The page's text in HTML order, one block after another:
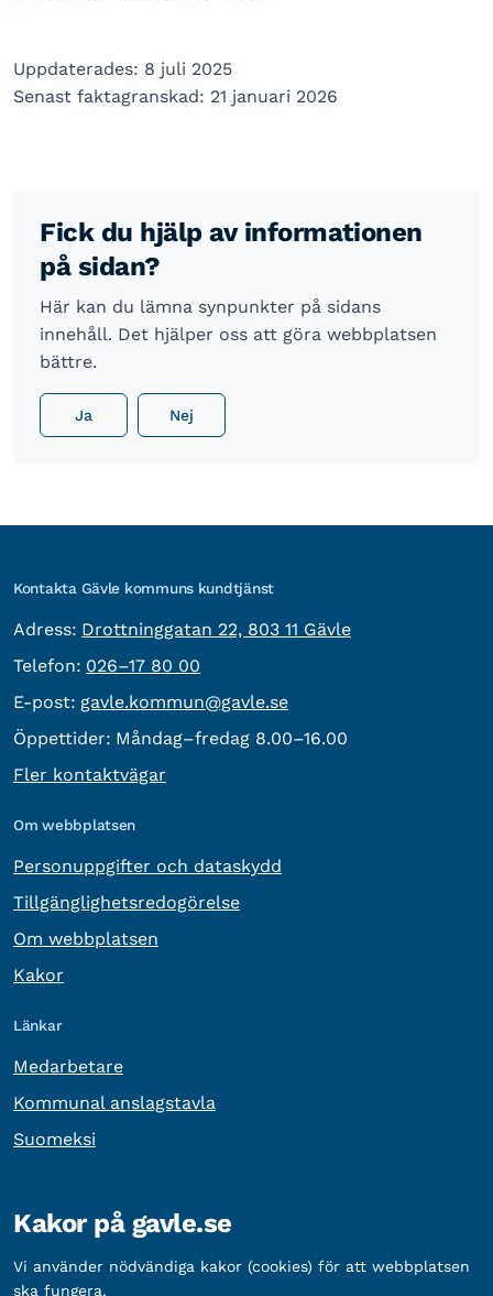
Uppdaterades: 8 juli 2025
Senast faktagranskad: 21 januari 2026
Fick du hjälp av informationen
på sidan?
Här kan du lämna synpunkter på sidans
innehåll. Det hjälper oss att göra webbplatsen
bättre.
Ja Nej
Kontakta Gävle kommuns kundtjänst
Adress: besöksadress:
Drottninggatan 22, 803 11 Gävle
Telefon: Telefon:
026–17 80 00
E-post: E-post:
gavle.kommun@gavle.se
Öppettider: Måndag–fredag 8.00–16.00
Fler kontaktvägar
Om webbplatsen
Personuppgifter och dataskydd
Tillgänglighetsredogörelse
Om webbplatsen
Kakor
Länkar
Medarbetare
Kommunal anslagstavla
Suomeksi
Organisationsnummer: 212000-2338
Bankgironummer: 5888-2333
Kakor på gavle.se
Vi använder nödvändiga kakor (cookies) för att webbplatsen
ska fungera.